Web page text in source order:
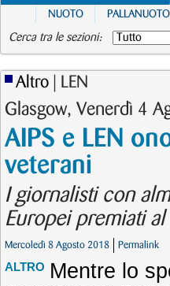
NUOTO PALLANUOTO
Cerca tra le sezioni:
Altro | LEN
Glasgow, Venerdì 4
AIPS e LEN
veterani
I giornalisti con
Europei premiati
Mercoledì 8 Agosto 2018 Permalink
ALTRO Mentre lo